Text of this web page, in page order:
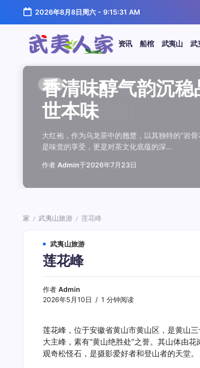
正
2026年8月8日周六- 9:15:32 AM
武
夷
资讯 船棺 武夷山 武
资讯
闲煮岩茶慢时光
红袍雅韵
在喧嚣的都市生活中，寻一处静谧，煮一壶
夷山，因生长在岩石缝隙中而得名，其独…
作者 Admin于2026年7月24日
资讯
香清味醇气韵沉
世本味
大红袍，作为乌龙茶中的翘楚，以其独特的
是味觉的享受，更是对茶文化底蕴的深…
作者 Admin于2026年7月23日
资讯
汤水顺滑底蕴绵
温润质感
武夷水仙，作为乌龙茶中的经典品种，以其
鉴这款茶，仿佛在品味一段悠长的岁月，…
作者 Admin于2026年7月22日
资讯
唇齿留香久久不
独特魅力
武夷岩茶，素有“岩骨花香”之誉，而肉桂更
其茶汤入口后，唇齿留香久久不散，令…
作者 Admin于2026年7月21日
资讯
岩韵浓淡各不同
比品鉴
岩茶，作为乌龙茶中的瑰宝，以其独特的“
山丹霞地貌中吸收岩石矿物精华后形成…
作者 Admin于2026年7月20日
资讯
观汤色赏叶底全
大红袍
品鉴武夷岩茶，观汤色与赏叶底是关键环节
汤色与叶底各具特色，折射出工艺与山场…
作者 Admin于2026年7月19日
资讯
闲煮岩茶慢时光
红袍雅韵
在喧嚣的都市生活中，寻一处静谧，煮一壶
夷山，因生长在岩石缝隙中而得名，其独…
作者 Admin于2026年7月24日
资讯
香清味醇气韵沉
世本味
大红袍，作为乌龙茶中的翘楚，以其独特的“岩
是味觉的享受，更是对茶文化底蕴的深…
作者 Admin于2026年7月23日
资讯汤水顺滑底蕴绵长
温润质感
武夷水仙，作为乌龙茶中的经典品种，以其汤水顺
鉴这款茶，仿佛在品味一段悠长的岁月，…
Admin于2026年7月22日
资讯唇齿留香久久不散
独特魅力
武夷岩茶，素有“岩骨花香”之誉，而肉桂更是其中翘
其茶汤入口后，唇齿留香久久不散，令…
Admin于2026年7月21日
资讯岩韵浓淡各不同三
比品鉴
岩茶，作为乌龙茶中的瑰宝，以其独特的“岩韵”闻名
山丹霞地貌中吸收岩石矿物精华后形成…
Admin于2026年7月20日
资讯观汤色赏叶底全面
大红袍
品鉴武夷岩茶，观汤色与赏叶底是关键环节。肉桂
汤色与叶底各具特色，折射出工艺与山场…
Admin于2026年7月19日
资讯闲煮岩茶慢时光细
红袍雅韵
在喧嚣的都市生活中，寻一处静谧，煮一壶岩茶，
夷山，因生长在岩石缝隙中而得名，其独…
Admin于2026年7月24日
资讯香清味醇气韵沉稳
世本味
大红袍，作为乌龙茶中的翘楚，以其独特的“岩骨花
是味觉的享受，更是对茶文化底蕴的深…
Admin于2026年7月23日
资讯汤水顺滑底蕴绵长
温润质感
武夷水仙，作为乌龙茶中的经典品种，以其汤水顺
鉴这款茶，仿佛在品味一段悠长的岁月，…
Admin于2026年7月22日
资讯唇齿留香久久不散
独特魅力
武夷岩茶，素有“岩骨花香”之誉，而肉桂更是其中翘
其茶汤入口后，唇齿留香久久不散，令…
Admin于2026年7月21日
资讯岩韵浓淡各不同三
比品鉴
岩茶，作为乌龙茶中的瑰宝，以其独特的“岩韵”闻名
山丹霞地貌中吸收岩石矿物精华后形成…
Admin于2026年7月20日
资讯观汤色赏叶底全面
大红袍
品鉴武夷岩茶，观汤色与赏叶底是关键环节。肉桂
汤色与叶底各具特色，折射出工艺与山场…
Admin于2026年7月19日
家 / 武夷山旅游 / 莲花峰
武夷山旅游
莲花峰
作者 Admin
2026年5月10日
1 分钟阅读
莲花峰，位于安徽省黄山市黄山区，是黄山
大主峰，素有“黄山绝胜处”之誉。其山体由
观奇松怪石，是摄影爱好者和登山者的天堂。